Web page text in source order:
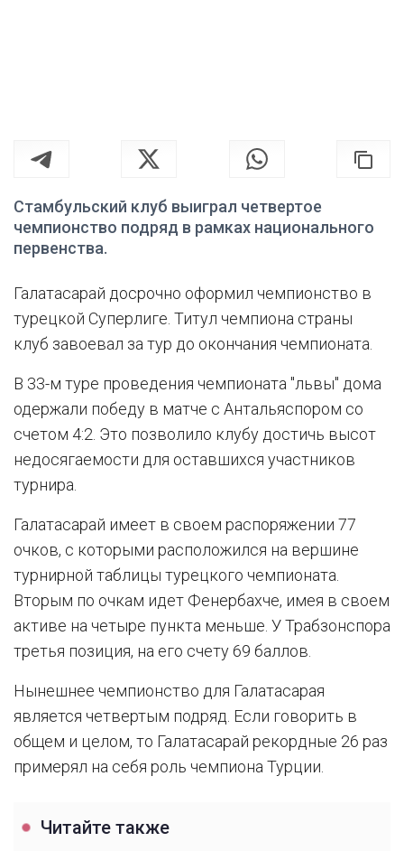
Стамбульский клуб выиграл четвертое
чемпионство подряд в рамках национального
первенства.
Галатасарай досрочно оформил чемпионство в
турецкой Суперлиге. Титул чемпиона страны
клуб завоевал за тур до окончания чемпионата.
В 33-м туре проведения чемпионата "львы" дома
одержали победу в матче с Антальяспором со
счетом 4:2. Это позволило клубу достичь высот
недосягаемости для оставшихся участников
турнира.
Галатасарай имеет в своем распоряжении 77
очков, с которыми расположился на вершине
турнирной таблицы турецкого чемпионата.
Вторым по очкам идет Фенербахче, имея в своем
активе на четыре пункта меньше. У Трабзонспора
третья позиция, на его счету 69 баллов.
Нынешнее чемпионство для Галатасарая
является четвертым подряд. Если говорить в
общем и целом, то Галатасарай рекордные 26 раз
примерял на себя роль чемпиона Турции.
Читайте также